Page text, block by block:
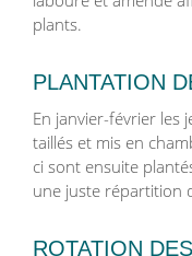
plants.
PLANTATION
En janvier-février les
taillés et mis en
ci sont ensuite
une juste répartition
ROTATION